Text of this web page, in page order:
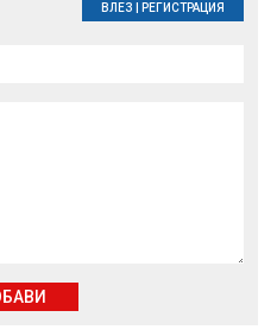
ВЛЕЗ РЕГИСТРАЦИЯ